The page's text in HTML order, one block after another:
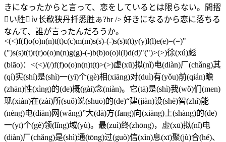
きになったからと言って、恋をしているとは限らない。間摺
い胜ⅳ长欷狭丹扦悉胜ぁ?br /> 好きになるから恋に落ちる
なんて、誰が言ったんだろうか。
<(<)f(f)o(o)n(n)t(t)c(c)m(m)s(s)-(-)s(s)t(t)y(y)l(l)e(e)=(=)"
(")s(s)t(t)r(r)o(o)n(n)g(g)-(-)b(b)o(o)l(l)d(d)"(")>(>)徐(xú)彪
(biāo)：<(<)/(/)f(f)o(o)n(n)t(t)>(>)虚(xū)拟(nǐ)电(diàn)厂(chǎng)其
(qí)实(shí)是(shì)一(yī)个(gè)相(xiāng)对(duì)有(yǒu)前(qián)瞻
(zhān)性(xìng)的(de)概(gài)念(niàn)。它(tā)是(shì)我(wǒ)们(men)
现(xiàn)在(zài)所(suǒ)说(shuō)的(de)“建(jiàn)设(shè)智(zhì)能
(néng)电(diàn)网(wǎng)”大(dà)方(fāng)向(xiàng)上(shàng)的(de)
一(yī)个(gè)领(lǐng)域(yù)。最(zuì)终(zhōng)，虚(xū)拟(nǐ)电
(diàn)厂(chǎng)是(shì)通(tōng)过(guò)信(xìn)息(xī)聚(jù)合(hé)、